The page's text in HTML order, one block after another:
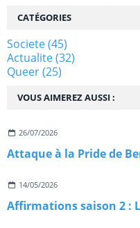
VOUS AIMEREZ AUSSI :
26/07/2026
14/05/2026
CATÉGORIES
Societe(45)
Actualite(32)
Queer(25)